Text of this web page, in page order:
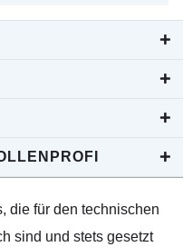
die für den technischen
sind und stets gesetzt